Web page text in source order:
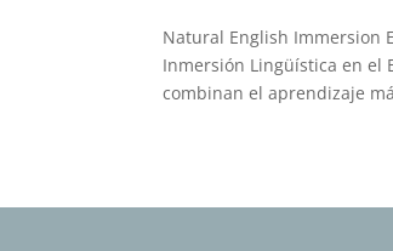
Natural English Immersion
Inmersión Lingüística en el
combinan el aprendizaje